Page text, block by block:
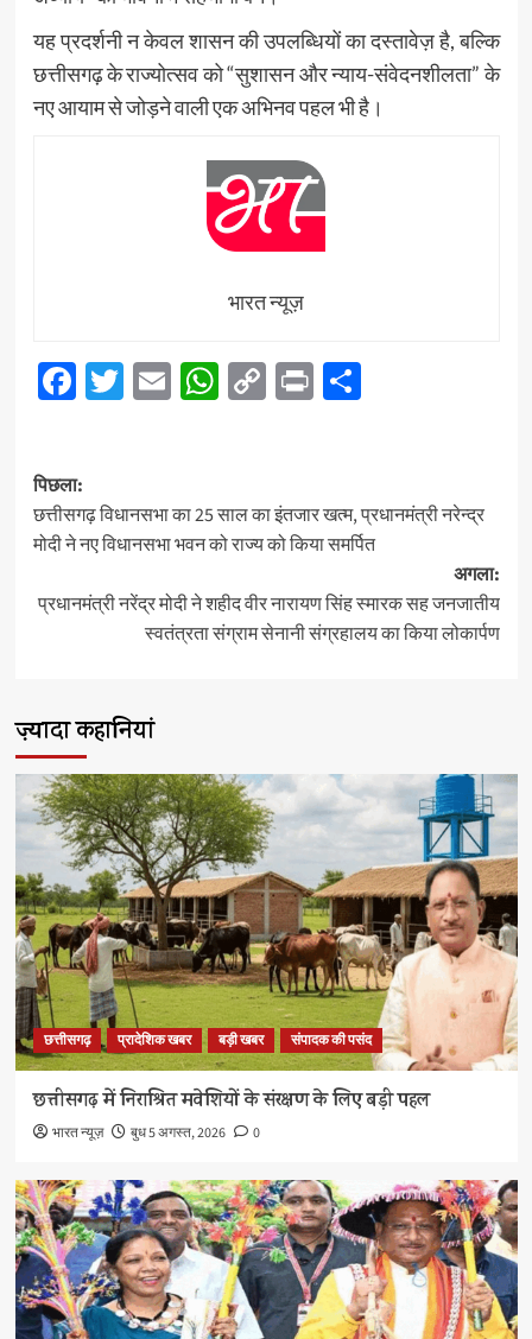
यह प्रदर्शनी न केवल शासन की उपलब्धियों का दस्तावेज़ है, बल्कि
छत्तीसगढ़ के राज्योत्सव को “सुशासन और न्याय-संवेदनशीलता” के
नए आयाम से जोड़ने वाली एक अभिनव पहल भी है।
भारत न्यूज़
Facebook
Twitter
EmailWhatsApp
Copy
PrintShare
पोस्ट
नेविगेशन
पिछला:
छत्तीसगढ़ विधानसभा का 25 साल का इंतजार खत्म, प्रधानमंत्री नरेन्द्र
मोदी ने नए विधानसभा भवन को राज्य को किया समर्पित
अगला:
प्रधानमंत्री नरेंद्र मोदी ने शहीद वीर नारायण सिंह स्मारक सह जनजातीय
स्वतंत्रता संग्राम सेनानी संग्रहालय का किया लोकार्पण
ज़्यादा कहानियां
छत्तीसगढ़ प्रादेशिक खबर बड़ी खबर संपादक की पसंद
छत्तीसगढ़ में निराश्रित मवेशियों के संरक्षण के लिए बड़ी पहल
भारत न्यूज़ बुध 5 अगस्त, 2026 0